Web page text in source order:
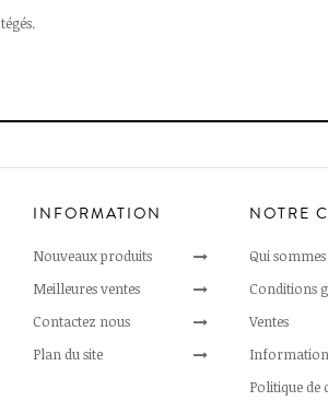
INFORMATION
Nouveaux produits
Meilleures ventes
Contactez nous
Plan du site
NOTRE
Qui
Conditions
Ventes
Politique